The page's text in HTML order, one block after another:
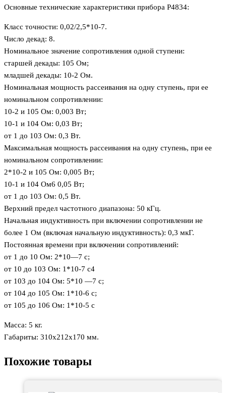
Основные технические характеристики прибора Р4834:
Класс точности: 0,02/2,5*10-7.
Число декад: 8.
Номинальное значение сопротивления одной ступени:
старшей декады: 105 Ом;
младшей декады: 10-2 Ом.
Номинальная мощность рассеивания на одну ступень, при ее
номинальном сопротивлении:
10-2 и 105 Ом: 0,003 Вт;
10-1 и 104 Ом: 0,03 Вт;
от 1 до 103 Ом: 0,3 Вт.
Максимальная мощность рассеивания на одну ступень, при ее
номинальном сопротивлении:
2*10-2 и 105 Ом: 0,005 Вт;
10-1 и 104 Ом6 0,05 Вт;
от 1 до 103 Ом: 0,5 Вт.
Верхний предел частотного диапазона: 50 кГц.
Начальная индуктивность при включении сопротивлении не
более 1 Ом (включая начальную индуктивность): 0,3 мкГ.
Постоянная времени при включении сопротивлений:
от 1 до 10 Ом: 2*10—7 с;
от 10 до 103 Ом: 1*10-7 с4
от 103 до 104 Ом: 5*10 —7 с;
от 104 до 105 Ом: 1*10-6 с;
от 105 до 106 Ом: 1*10-5 с
Масса: 5 кг.
Габариты: 310х212х170 мм.
Похожие товары